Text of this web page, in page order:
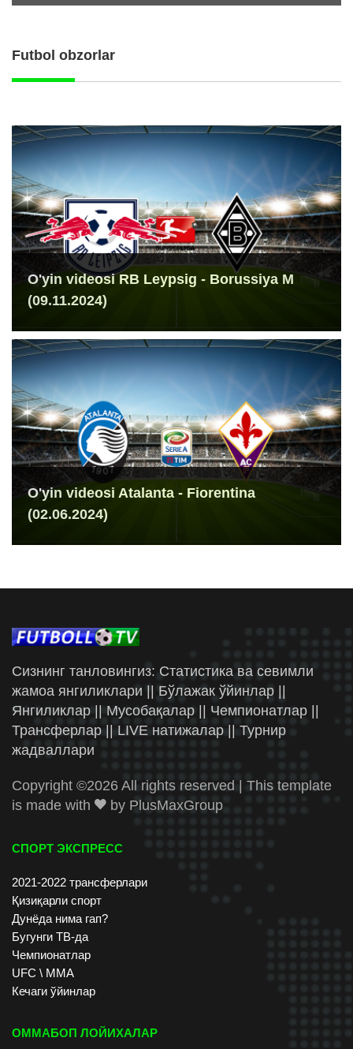
Futbol obzorlar
O'yin videosi RB Leypsig - Borussiya M
(09.11.2024)
O'yin videosi Atalanta - Fiorentina
(02.06.2024)
Сизнинг танловингиз: Статистика ва севимли
жамоа янгиликлари || Бўлажак ўйинлар ||
Янгиликлар || Мусобақалар || Чемпионатлар ||
Трансферлар || LIVE натижалар || Турнир
жадваллари
Copyright ©2026 All rights reserved | This template
is made with
by PlusMaxGroup
СПОРТ ЭКСПРЕСС
2021-2022 трансферлари
Қизиқарли спорт
Дунёда нима гап?
Бугунги ТВ-да
Чемпионатлар
UFC \ ММА
Кечаги ўйинлар
ОММАБОП ЛОЙИХАЛАР